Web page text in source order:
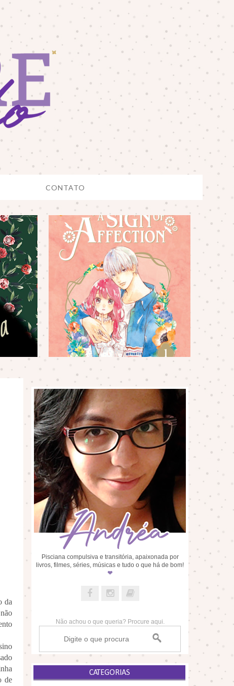
CONTATO
da
de
Pisciana compulsiva e transitória, apaixonada por
livros, filmes, séries, músicas e tudo o que há de bom!
❤
Não achou o que queria? Procure aqui.
CATEGORIAS